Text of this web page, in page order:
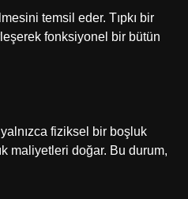
temsil eder. Tıpkı bir
fonksiyonel bir bütün
fiziksel bir boşluk
maliyetleri doğar. Bu durum,